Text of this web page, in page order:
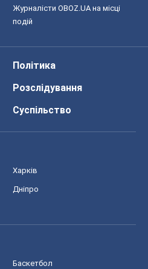
Журналісти OBOZ.UA на місці
подій
Політика
Розслідування
Суспільство
Харків
Дніпро
Баскетбол